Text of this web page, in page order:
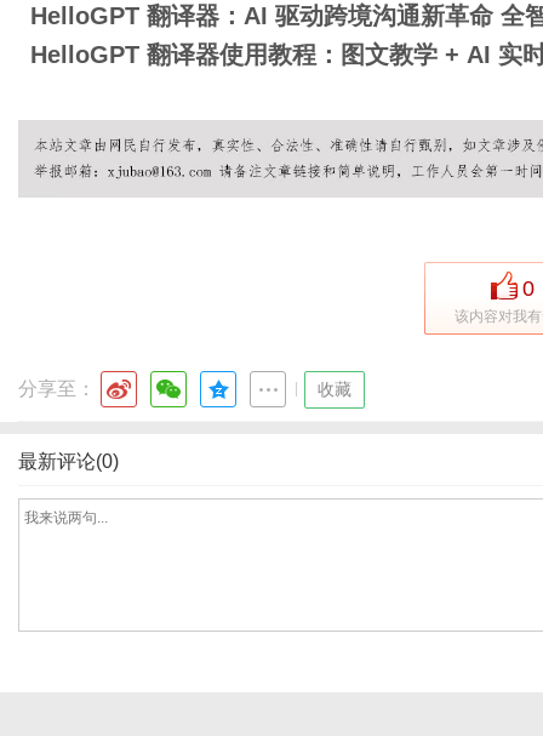
HelloGPT 翻译器：AI 驱动跨境沟通新革命 全
HelloGPT 翻译器使用教程：图文教学 + AI 实
0
该内容对我
分享至： 收藏
最新评论(0)